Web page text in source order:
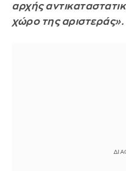
αρχής
χώρο της αριστεράς».